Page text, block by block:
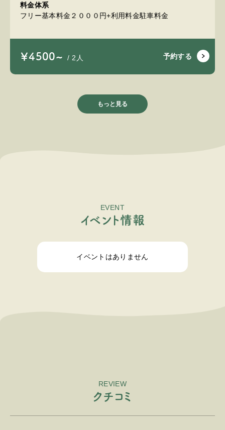
料金体系
フリー基本料金２０００円+利用料金駐車料金
￥4500~ / 2人 予約する
もっと見る
EVENT
イベン ト情報
イベントはありません
REVIEW
ク チ コ ミ